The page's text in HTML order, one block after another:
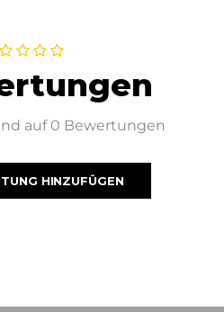
auf 0 Bewertungen
HINZUFÜGEN